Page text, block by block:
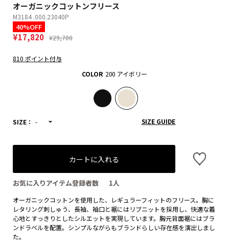
オーガニックコットンフリース
M3184 .000.23040P
40%OFF
¥17,820 ¥29,700
810 ポイント付与
COLOR 200 アイボリー
SIZE： - SIZE GUIDE
カートに入れる
お気に入りアイテム登録者数 1人
オーガニックコットンを使用した、レギュラーフィットのフリース。胸に
レタリング刺しゅう、長袖、袖口と裾にはリブニットを採用し、快適な着
心地とすっきりとしたシルエットを実現しています。胸元背面裾にはブラ
ンドラベルを配置。シンプルながらもブランドらしい存在感を演出しまし
た。